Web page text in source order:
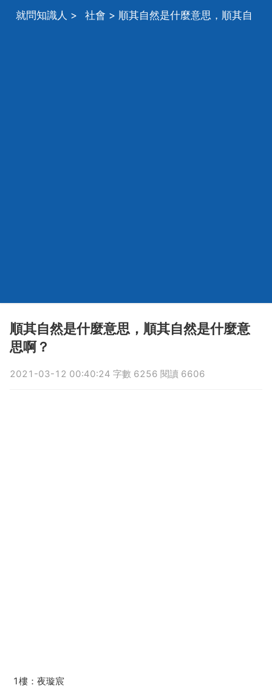
就問知識人 > 社會 > 順其自然是什麼意思，順其自
順其自然是什麼意思，順其自然是什麼意
思啊？
2021-03-12 00:40:24 字數 6256 閱讀 6606
1樓：夜璇宸